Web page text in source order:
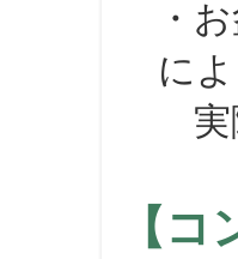
・お
に
実際
【